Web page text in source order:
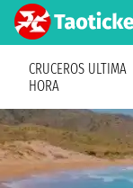
CRUCEROS ULTIMA
HORA